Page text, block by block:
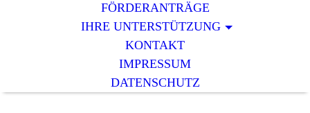
FÖRDERANTRÄGE
IHRE UNTERSTÜTZUNG
KONTAKT
IMPRESSUM
DATENSCHUTZ